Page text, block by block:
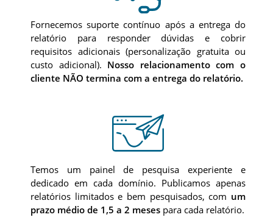
Fornecemos suporte contínuo após a entrega do
relatório para responder dúvidas e cobrir
requisitos adicionais (personalização gratuita ou
custo adicional). Nosso relacionamento com o
cliente NÃO termina com a entrega do relatório.
Temos um painel de pesquisa experiente e
dedicado em cada domínio. Publicamos apenas
relatórios limitados e bem pesquisados, com um
prazo médio de 1,5 a 2 meses para cada relatório.